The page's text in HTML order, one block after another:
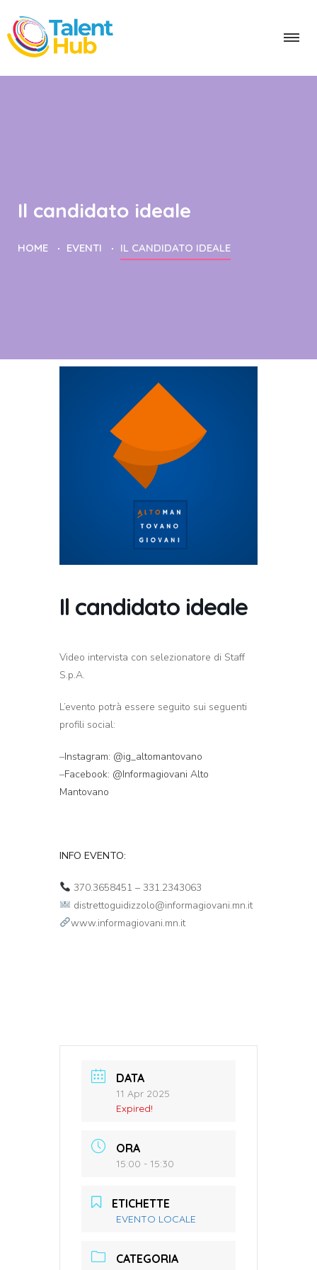
Il candidato ideale
HOME EVENTI IL CANDIDATO IDEALE
Il candidato ideale
Video intervista con selezionatore di Staff
S.p.A.
L’evento potrà essere seguito sui seguenti
profili social:
–Instagram: @ig_altomantovano
–Facebook: @Informagiovani Alto
Mantovano
INFO EVENTO:
370.3658451 – 331.2343063
distrettoguidizzolo@informagiovani.mn.it
www.informagiovani.mn.it
DATA
11 Apr 2025
Expired!
ORA
15:00 - 15:30
ETICHETTE
EVENTO LOCALE
CATEGORIA